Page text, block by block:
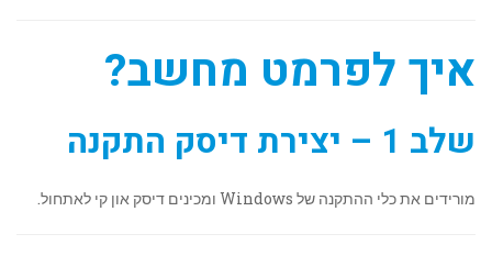
איך לפרמט מחשב?
שלב 1 – יצירת דיסק התקנה
מורידים את כלי ההתקנה של Windows ומכינים דיסק און קי לאתחול.